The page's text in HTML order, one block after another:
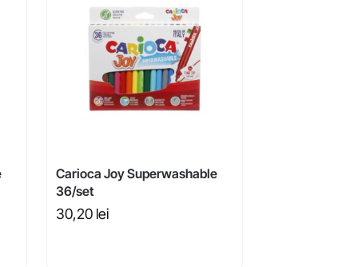
Carioca Joy Superwashable
36/set
30,20 lei